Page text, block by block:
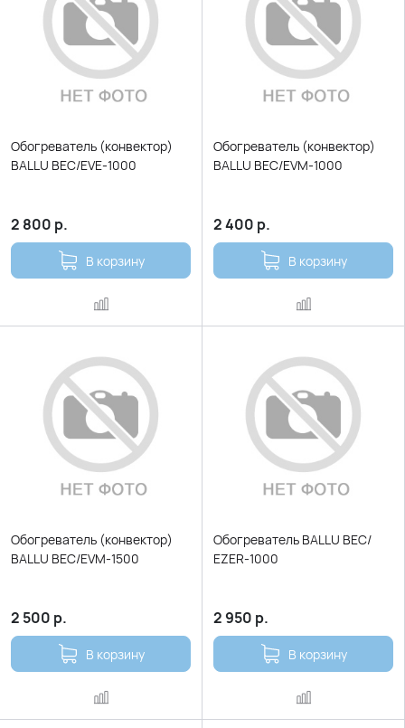
Обогреватель (конвектор)
BALLU BEC/ЕVE-1000
2 800 р.
В корзину
Обогреватель (конвектор)
BALLU BEC/ЕVМ-1000
2 400 р.
В корзину
Обогреватель (конвектор)
BALLU BEC/ЕVМ-1500
2 500 р.
В корзину
Обогреватель BALLU BEC/
ЕZER-1000
2 950 р.
В корзину